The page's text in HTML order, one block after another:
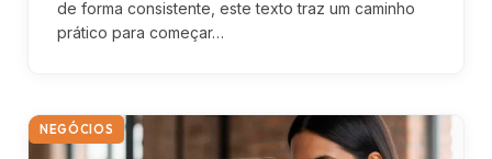
de forma consistente, este texto traz um caminho
prático para começar…
NEGÓCIOS